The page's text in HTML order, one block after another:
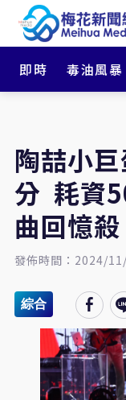
即時 毒油風暴
陶喆小
分 耗資
曲回憶殺
發佈時間：2024/
綜合